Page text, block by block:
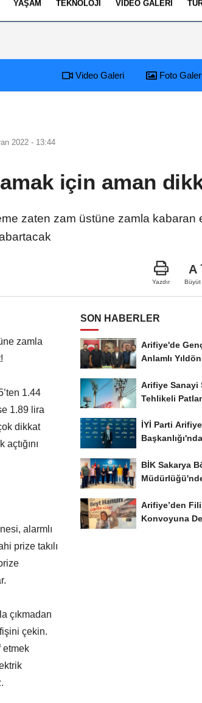
YAŞAM TEKNOLOJI VIDEO GALERI
Kutlandı Video Galeri Foto
2022 - 13:44
için aman
zaten zam üstüne zamla kabaran
Yazdır
A
Büyüt
zamla
1.44
1.89 lira
dikkat
alarmlı
prize takılı
çıkmadan
çekin.
etmek
SON HABERLER
Arifiye'de
Anlamlı
Arifiye Sanayi
Tehlikeli
İYİ Parti
BİK Sakarya
Arifiye’den
Konvoyuna